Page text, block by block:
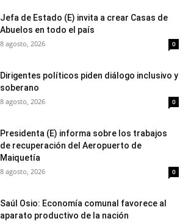
Jefa de Estado (E) invita a crear Casas de
Abuelos en todo el país
8 agosto, 2026 0
Dirigentes políticos piden diálogo inclusivo y
soberano
8 agosto, 2026 0
Presidenta (E) informa sobre los trabajos
de recuperación del Aeropuerto de
Maiquetía
8 agosto, 2026 0
Saúl Osio: Economía comunal favorece al
aparato productivo de la nación